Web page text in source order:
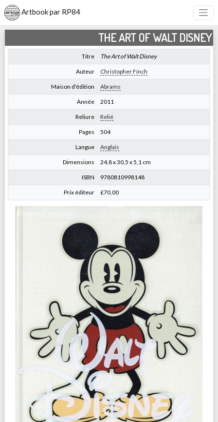
Artbook par RP84
THE ART OF WALT DISNEY
Titre The Art of Walt Disney
Auteur Christopher Finch
Maison d'édition Abrams
Année 2011
Reliure Relié
Pages 504
Langue Anglais
Dimensions 24,8 x 30,5 x 5,1 cm
ISBN 9780810998148
Prix éditeur £70,00